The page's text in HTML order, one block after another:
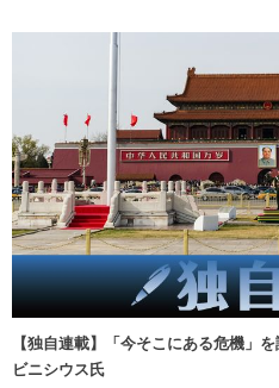
【独自連載】「今そこにある危機」
ビニシウス氏